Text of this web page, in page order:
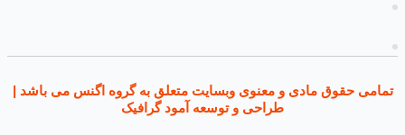
حقوق مادی و معنوی وبسایت متعلق به گروه اگنس می باشد |
طراحی و توسعه آمود گرافیک